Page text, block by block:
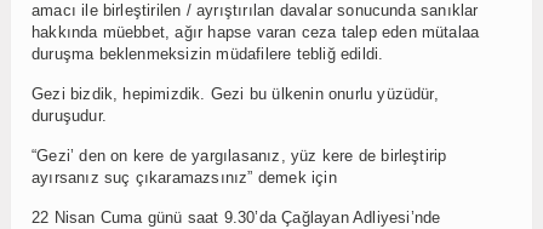
amacı ile birleştirilen / ayrıştırılan davalar sonucunda sanıklar
hakkında müebbet, ağır hapse varan ceza talep eden mütalaa
duruşma beklenmeksizin müdafilere tebliğ edildi.
Gezi bizdik, hepimizdik. Gezi bu ülkenin onurlu yüzüdür,
duruşudur.
“Gezi’ den on kere de yargılasanız, yüz kere de birleştirip
ayırsanız suç çıkaramazsınız” demek için
22 Nisan Cuma günü saat 9.30’da Çağlayan Adliyesi’nde